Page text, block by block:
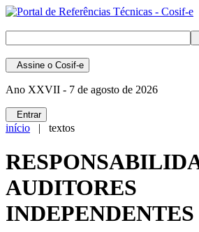
Assine o Cosif-e
Ano XXVII - 7 de agosto de 2026
Entrar
início | textos
AUDITORES
INDEPENDENTES